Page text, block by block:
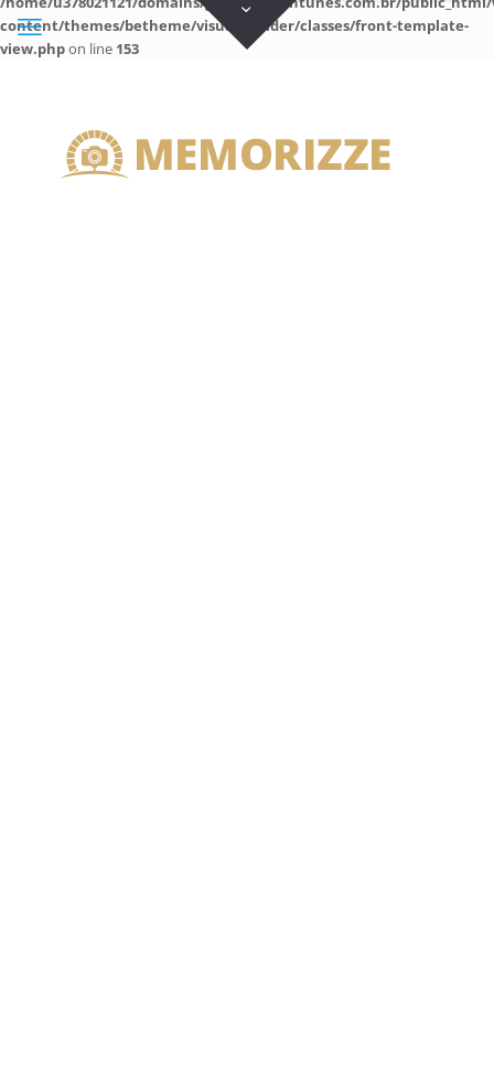
content/themes/betheme/visual-builder/classes/front-template-
view.phpon line 153